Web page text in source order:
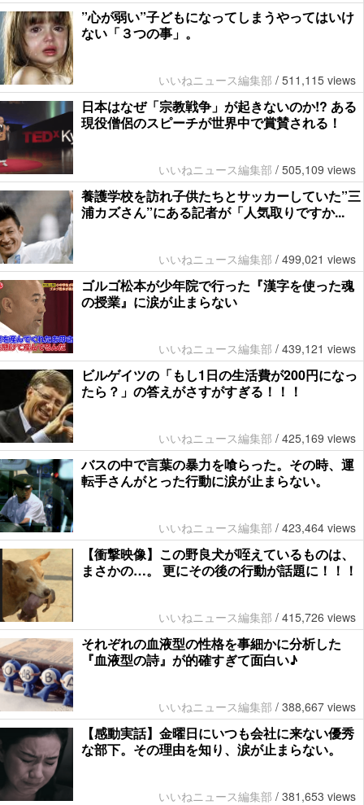
”心が弱い”子どもになってしまうやってはいけ
ない「３つの事」。
いいねニュース編集部 / 511,115 views
日本はなぜ「宗教戦争」が起きないのか!? ある
現役僧侶のスピーチが世界中で賞賛される！
いいねニュース編集部 / 505,109 views
養護学校を訪れ子供たちとサッカーしていた”三
浦カズさん”にある記者が「人気取りですか...
いいねニュース編集部 / 499,021 views
ゴルゴ松本が少年院で行った『漢字を使った魂
の授業』に涙が止まらない
いいねニュース編集部 / 439,121 views
ビルゲイツの「もし1日の生活費が200円になっ
たら？」の答えがさすがすぎる！！！
いいねニュース編集部 / 425,169 views
バスの中で言葉の暴力を喰らった。その時、運
転手さんがとった行動に涙が止まらない。
いいねニュース編集部 / 423,464 views
【衝撃映像】この野良犬が咥えているものは、
まさかの…。 更にその後の行動が話題に！！！
いいねニュース編集部 / 415,726 views
それぞれの血液型の性格を事細かに分析した
『血液型の詩』が的確すぎて面白い♪
いいねニュース編集部 / 388,667 views
【感動実話】金曜日にいつも会社に来ない優秀
な部下。その理由を知り、涙が止まらない。
いいねニュース編集部 / 381,653 views